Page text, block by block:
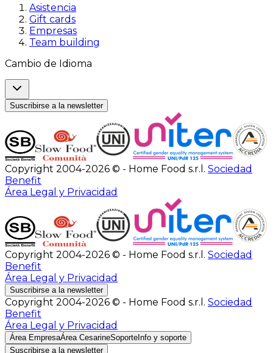
Asistencia
Gift cards
Empresas
Team building
Cambio de Idioma
Suscribirse a la newsletter
Copyright 2004-2026 © - Home Food s.r.l. Sociedad
Benefit
Área Legal y Privacidad
Copyright 2004-2026 © - Home Food s.r.l. Sociedad
Benefit
Área Legal y Privacidad
Suscribirse a la newsletter
Copyright 2004-2026 © - Home Food s.r.l. Sociedad
Benefit
Área Legal y Privacidad
Área EmpresaÁrea CesarineSoporte Info y soporte
Suscribirse a la newsletter